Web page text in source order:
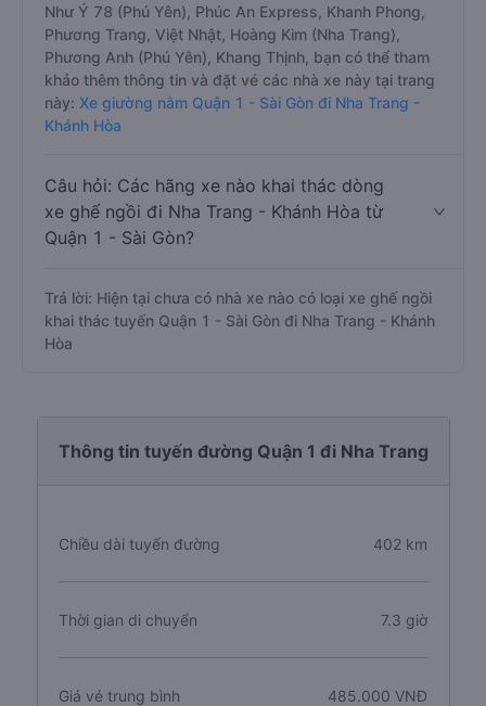
Như Ý 78 (Phú Yên), Phúc An Express, Khanh Phong,
Phương Trang, Việt Nhật, Hoàng Kim (Nha Trang),
Phương Anh (Phú Yên), Khang Thịnh, bạn có thể tham
khảo thêm thông tin và đặt vé các nhà xe này tại trang
này: Xe giường nằm Quận 1 - Sài Gòn đi Nha Trang -
Khánh Hòa
Câu hỏi: Các hãng xe nào khai thác dòng
xe ghế ngồi đi Nha Trang - Khánh Hòa từ
Quận 1 - Sài Gòn?
Trả lời: Hiện tại chưa có nhà xe nào có loại xe ghế ngồi
khai thác tuyến Quận 1 - Sài Gòn đi Nha Trang - Khánh
Hòa
Thông tin tuyến đường Quận 1 đi Nha Trang
Chiều dài tuyến đường 402 km
Thời gian di chuyển 7.3 giờ
Giá vé trung bình 485.000 VNĐ